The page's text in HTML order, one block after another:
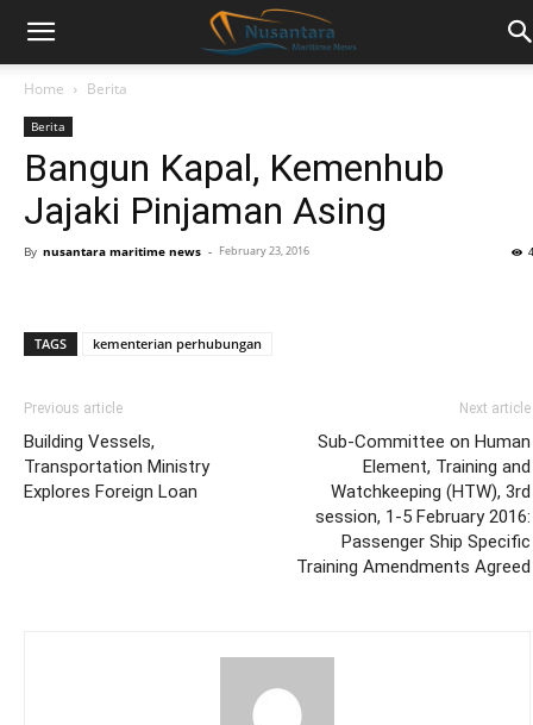
Home Berita
Berita
Bangun Kapal, Kemenhub
Jajaki Pinjaman Asing
By nusantara maritime news - February 23, 2016
TAGS kementerian perhubungan
Previous article
Building Vessels,
Transportation Ministry
Explores Foreign Loan
Next article
Sub-Committee on Human
Element, Training and
Watchkeeping (HTW), 3rd
session, 1-5 February 2016:
Passenger Ship Specific
Training Amendments Agreed